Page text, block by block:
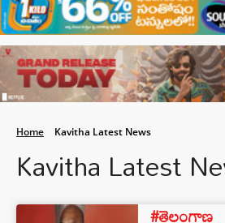
Home Kavitha Latest News
Kavitha Latest
#తెలంగాణ